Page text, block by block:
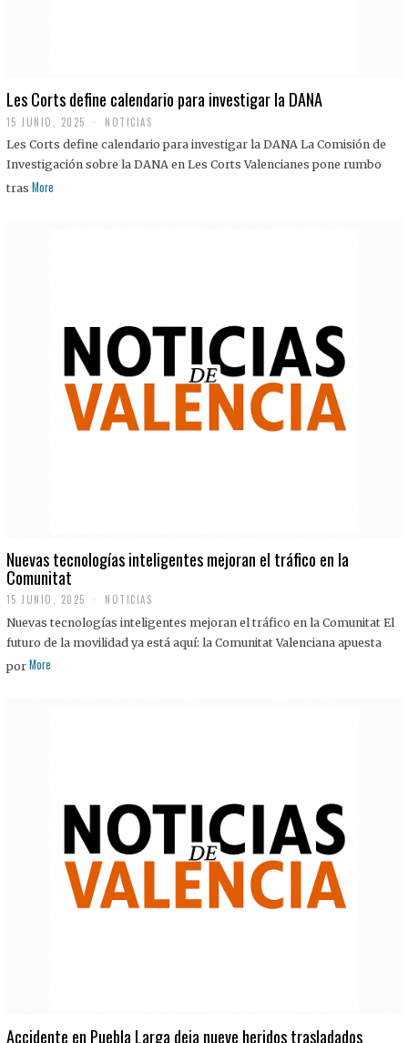
Les Corts define calendario para investigar la DANA
15 JUNIO, 2025 NOTICIAS
Les Corts define calendario para investigar la DANA La Comisión de
Investigación sobre la DANA en Les Corts Valencianes pone rumbo
tras More
Nuevas tecnologías inteligentes mejoran el tráfico en la
Comunitat
15 JUNIO, 2025 NOTICIAS
Nuevas tecnologías inteligentes mejoran el tráfico en la Comunitat El
futuro de la movilidad ya está aquí: la Comunitat Valenciana apuesta
por More
Accidente en Puebla Larga deja nueve heridos trasladados